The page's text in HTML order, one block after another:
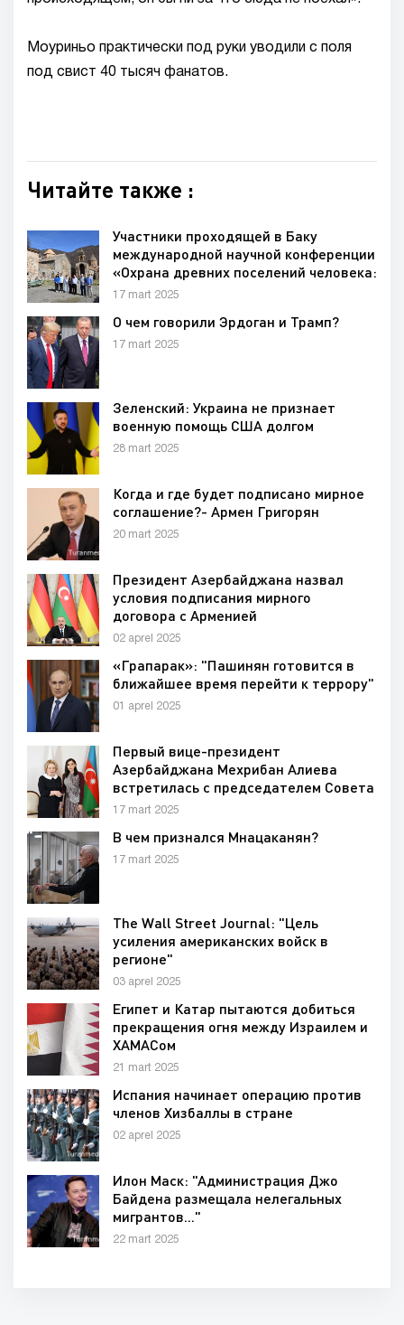
Моуриньо практически под руки уводили с поля
под свист 40 тысяч фанатов.
Читайте также :
Участники проходящей в Баку
международной научной конференции
«Охрана древних поселений человека:
угрозы и современные подходы»,
культуры, посетили монастырь
Худавенг
17 mart 2025
О чем говорили Эрдоган и Трамп?
17 mart 2025
Зеленский: Украина не признает
военную помощь США долгом
28 mart 2025
Когда и где будет подписано мирное
соглашение?- Армен Григорян
20 mart 2025
Президент Азербайджана назвал
условия подписания мирного
договора с Арменией
02 aprel 2025
«Грапарак»: "Пашинян готовится в
ближайшее время перейти к террору"
01 aprel 2025
Первый вице-президент
Азербайджана Мехрибан Алиева
встретилась с председателем Совета
Федерации Федерального Собрания
17 mart 2025
В чем признался Мнацаканян?
17 mart 2025
The Wall Street Journal: "Цель
усиления американских войск в
регионе"
03 aprel 2025
Египет и Катар пытаются добиться
прекращения огня между Израилем и
ХАМАСом
21 mart 2025
Испания начинает операцию против
членов Хизбаллы в стране
02 aprel 2025
Илон Маск: "Администрация Джо
Байдена размещала нелегальных
мигрантов..."
22 mart 2025